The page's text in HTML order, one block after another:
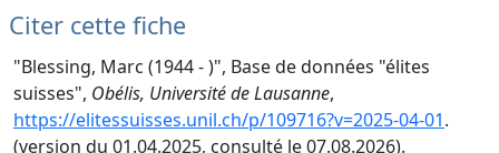
Citer cette fiche
"Blessing, Marc (1944 - )", Base de données "élites
suisses", Obélis, Université de Lausanne,
https://elitessuisses.unil.ch/p/109716?v=2025-04-01.
(version du 01.04.2025, consulté le 07.08.2026).